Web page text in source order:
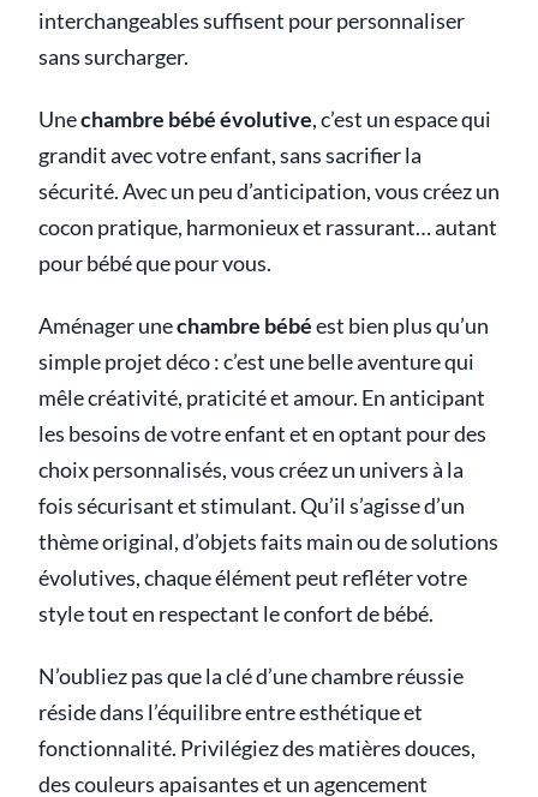
interchangeables suffisent pour personnaliser
sans surcharger.
Unechambre bébé évolutive, c’est un espace qui
grandit avec votre enfant, sans sacrifier la
sécurité. Avec un peu d’anticipation, vous créez un
cocon pratique, harmonieux et rassurant… autant
pour bébé que pour vous.
Aménager unechambre bébéest bien plus qu’un
simple projet déco : c’est une belle aventure qui
mêle créativité, praticité et amour. En anticipant
les besoins de votre enfant et en optant pour des
choix personnalisés, vous créez un univers à la
fois sécurisant et stimulant. Qu’il s’agisse d’un
thème original, d’objets faits main ou de solutions
évolutives, chaque élément peut refléter votre
style tout en respectant le confort de bébé.
N’oubliez pas que la clé d’une chambre réussie
réside dans l’équilibre entre esthétique et
fonctionnalité. Privilégiez des matières douces,
des couleurs apaisantes et un agencement